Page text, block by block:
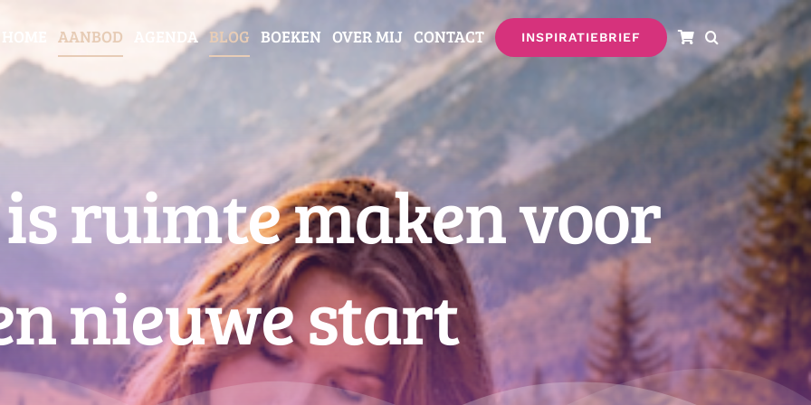
AANBOD AGENDA BLOG BOEKEN OVER MIJ CONTACT INSPIRATIEBRIEF
ruimte maken voor
nieuwe start